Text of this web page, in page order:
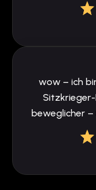
wow – ich
Sitzkrieger-
beweglicher –